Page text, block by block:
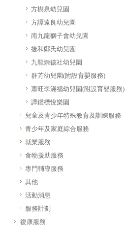
方樹泉幼兒園
方譚遠良幼兒園
南九龍獅子會幼兒園
捷和鄭氏幼兒園
九龍崇德社幼兒園
群芳幼兒園(附設育嬰服務)
蕭旺李滿福幼兒園(附設育嬰服務)
譚鑑標悅樂園
兒童及青少年特殊教育及訓練服務
青少年及家庭綜合服務
就業服務
食物援助服務
專門輔導服務
其他
活動消息
服務計劃
復康服務